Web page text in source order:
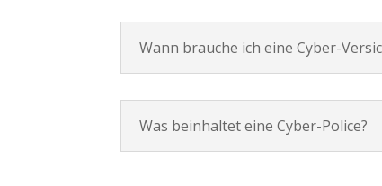
Wann brauche ich eine Cyber-
Was beinhaltet eine Cyber-Police?